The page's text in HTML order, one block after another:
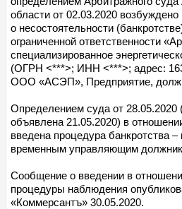
области от 02.03.2020
о несостоятельности
ограниченной ответственности
специализированное
(ОГРН <***>; ИНН <***>; адрес:
ООО «АСЭП», Предприятие,
Определением суда от 28.05.2020
объявлена 21.05.2020) в
введена процедура банкротства
временным управляющим
Сообщение о введении в
процедуры наблюдения
«Коммерсантъ» 30.05.2020.